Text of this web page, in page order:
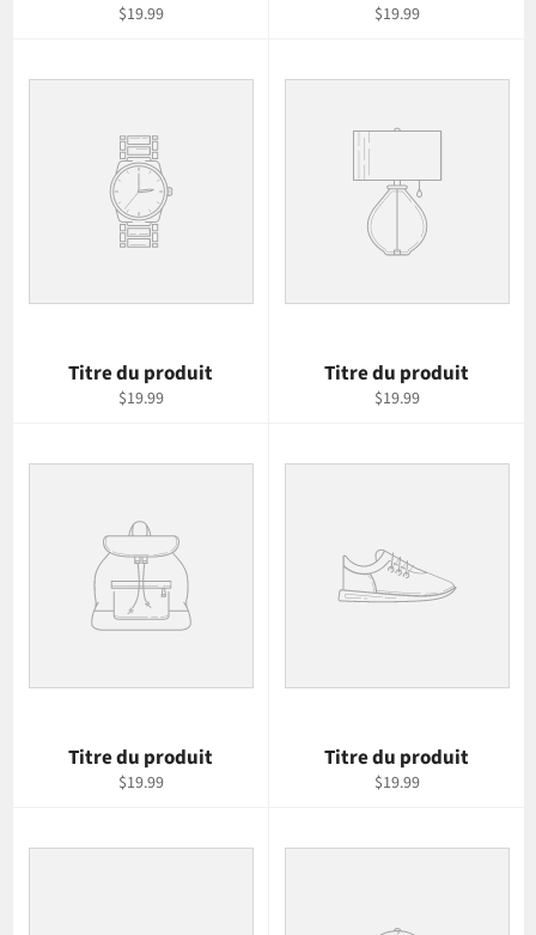
$19.99 $19.99
Titre du produit
$19.99
Titre du produit
$19.99
Titre du produit
$19.99
Titre du produit
$19.99